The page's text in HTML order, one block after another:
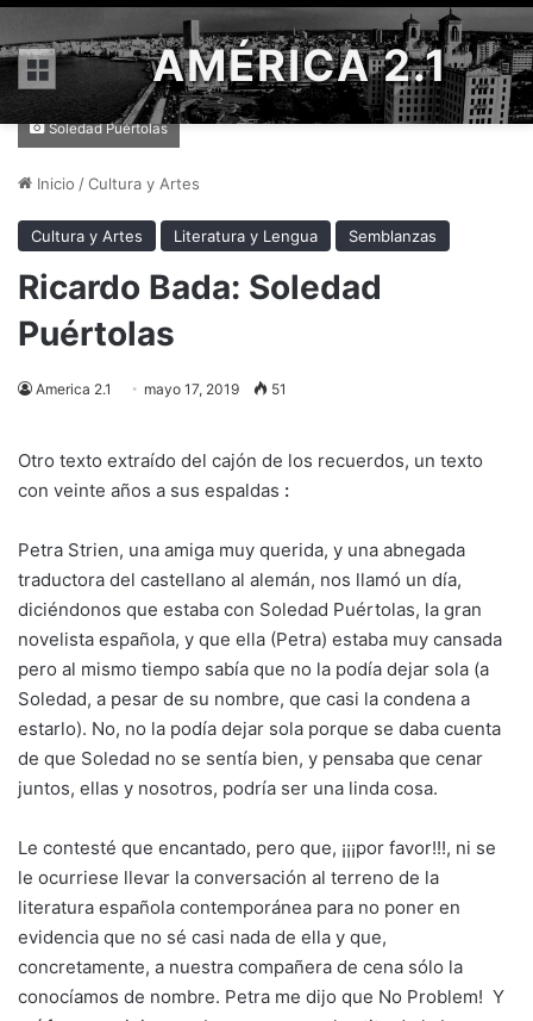
Menú AMÉRICA 2.1
Soledad Puértolas
Inicio /Cultura y Artes
Cultura y Artes Literatura y Lengua Semblanzas
Ricardo Bada: Soledad
Puértolas
America 2.1 mayo 17, 2019 51
Otro texto extraído del cajón de los recuerdos, un texto
con veinte años a sus espaldas :
Petra Strien, una amiga muy querida, y una abnegada
traductora del castellano al alemán, nos llamó un día,
diciéndonos que estaba con Soledad Puértolas, la gran
novelista española, y que ella (Petra) estaba muy cansada
pero al mismo tiempo sabía que no la podía dejar sola (a
Soledad, a pesar de su nombre, que casi la condena a
estarlo). No, no la podía dejar sola porque se daba cuenta
de que Soledad no se sentía bien, y pensaba que cenar
juntos, ellas y nosotros, podría ser una linda cosa.
Le contesté que encantado, pero que, ¡¡¡por favor!!!, ni se
le ocurriese llevar la conversación al terreno de la
literatura española contemporánea para no poner en
evidencia que no sé casi nada de ella y que,
concretamente, a nuestra compañera de cena sólo la
conocíamos de nombre. Petra me dijo que No Problem! Y